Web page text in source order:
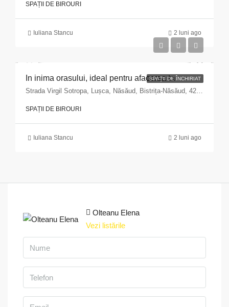
SPAȚII DE BIROURI
Iuliana Stancu 2 luni ago
SPAȚII DE ÎNCHIRIAT
In inima orasului, ideal pentru afacerea ta
Strada Virgil Sotropa, Lușca, Năsăud, Bistrița-Năsăud, 425202, Romania
SPAȚII DE BIROURI
Iuliana Stancu 2 luni ago
Olteanu Elena
Vezi listările